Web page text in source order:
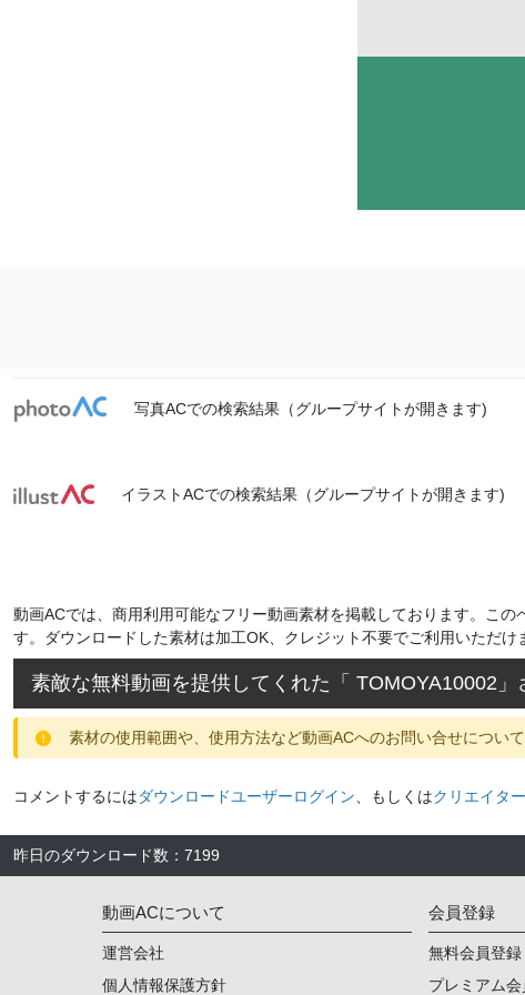
写真ACでの検索結果（グループサイトが開きます)
イラストACでの検索結果（グループサイトが開きます)
動画ACでは、商用利用可能なフリー動画素材を掲載しております。この
す。ダウンロードした素材は加工OK、クレジット不要でご利用いただけ
素敵な無料動画を提供してくれた「 TOMOYA10002
素材の使用範囲や、使用方法など動画ACへのお問い合せについ
コメントするにはダウンロードユーザーログイン 、もしくはクリエイタ
昨日のダウンロード数 ： 7199
動画ACについて
運営会社
個人情報保護方針
会員登録
無料会員登録
プレミアム